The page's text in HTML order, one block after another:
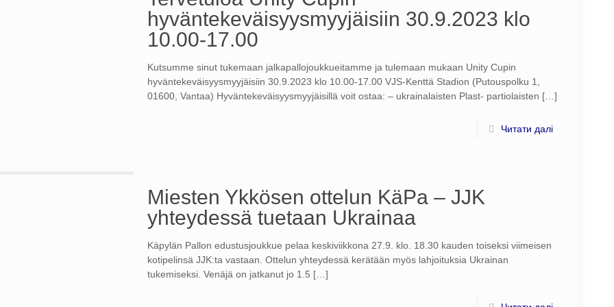
hyväntekeväisyysmyyjäisiin 30.9.2023 klo
10.00-17.00
Kutsumme sinut tukemaan jalkapallojoukkueitamme ja tulemaan mukaan Unity Cupin
hyväntekeväisyysmyyjäisiin 30.9.2023 klo 10.00-17.00 VJS-Kenttä Stadion (Putouspolku 1,
01600, Vantaa) Hyväntekeväisyysmyyjäisillä voit ostaa: – ukrainalaisten Plast- partiolaisten […]
Читати далі
Miesten Ykkösen ottelun KäPa – JJK
yhteydessä tuetaan Ukrainaa
Käpylän Pallon edustusjoukkue pelaa keskiviikkona 27.9. klo. 18.30 kauden toiseksi viimeisen
kotipelinsä JJK:ta vastaan. Ottelun yhteydessä kerätään myös lahjoituksia Ukrainan
tukemiseksi. Venäjä on jatkanut jo 1.5 […]